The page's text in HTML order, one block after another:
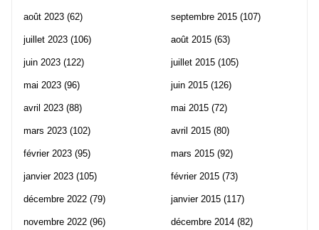
août 2023 (62)
juillet 2023 (106)
juin 2023 (122)
mai 2023 (96)
avril 2023 (88)
mars 2023 (102)
février 2023 (95)
janvier 2023 (105)
décembre 2022 (79)
novembre 2022 (96)
septembre 2015 (107)
août 2015 (63)
juillet 2015 (105)
juin 2015 (126)
mai 2015 (72)
avril 2015 (80)
mars 2015 (92)
février 2015 (73)
janvier 2015 (117)
décembre 2014 (82)